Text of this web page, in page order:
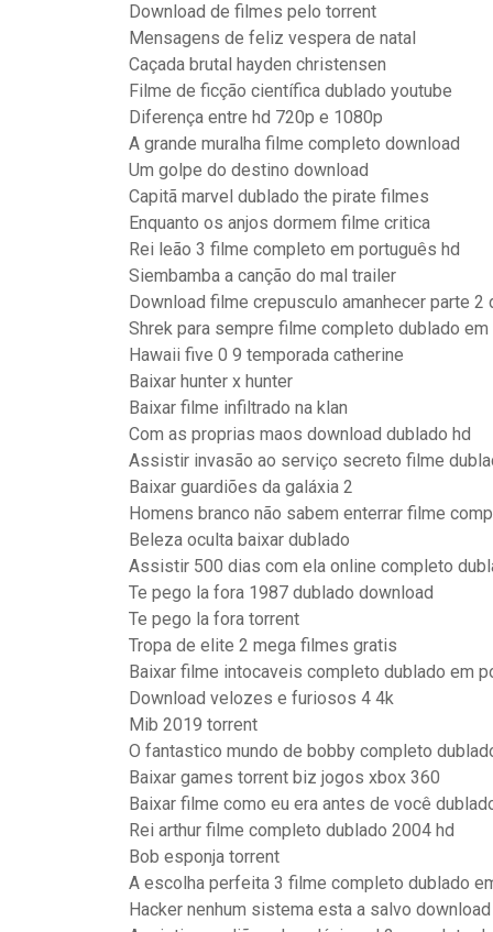
Download de filmes pelo torrent
Mensagens de feliz vespera de natal
Caçada brutal hayden christensen
Filme de ficção científica dublado youtube
Diferença entre hd 720p e 1080p
A grande muralha filme completo download
Um golpe do destino download
Capitã marvel dublado the pirate filmes
Enquanto os anjos dormem filme critica
Rei leão 3 filme completo em português hd
Siembamba a canção do mal trailer
Download filme crepusculo amanhecer parte 2
Shrek para sempre filme completo dublado
Hawaii five 0 9 temporada catherine
Baixar hunter x hunter
Baixar filme infiltrado na klan
Com as proprias maos download dublado hd
Assistir invasão ao serviço secreto filme
Baixar guardiões da galáxia 2
Homens branco não sabem enterrar filme
Beleza oculta baixar dublado
Assistir 500 dias com ela online completo
Te pego la fora 1987 dublado download
Te pego la fora torrent
Tropa de elite 2 mega filmes gratis
Baixar filme intocaveis completo dublado em
Download velozes e furiosos 4 4k
Mib 2019 torrent
O fantastico mundo de bobby completo
Baixar games torrent biz jogos xbox 360
Baixar filme como eu era antes de você
Rei arthur filme completo dublado 2004 hd
Bob esponja torrent
A escolha perfeita 3 filme completo dublado
Hacker nenhum sistema esta a salvo download